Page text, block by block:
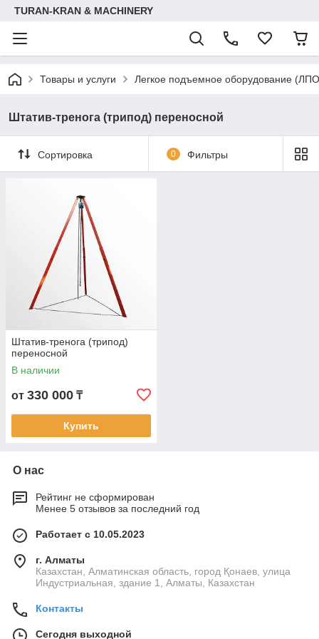
TURAN-KRAN & MACHINERY
Товары и услуги Легкое подъемное оборудование
Штатив-тренога (трипод) переносной
Сортировка 0 Фильтры
Штатив-тренога (трипод)
переносной
В наличии
от 330 000 ₸
Купить
О нас
Рейтинг не сформирован
Менее 5 отзывов за последний год
Работает с 10.05.2023
г. Алматы
Казахстан, Алматинская область, город Қонаев, улица
Индустриальная, здание 1, Алматы, Казахстан
Контакты
Сегодня выходной